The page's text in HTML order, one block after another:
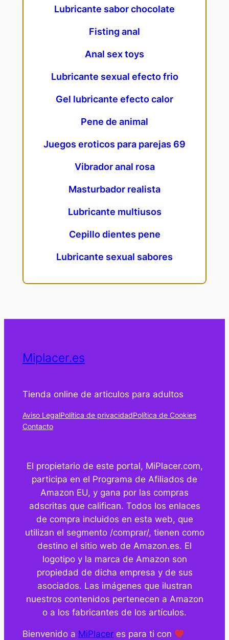
Lubricante sabor chocolate
Fisting anal
Anal sex toys
Lubricante sexual efecto frio
Gel lubricante efecto calor
Pene de animal
Juegos eroticos para parejas 69
Vibrador anal rosa
Masturbador realista
Lubricante multiusos
Cepillo dientes pene
Lubricante sexual sabores
Miplacer.es
Tienda online de articulos para adultos
Aviso LegalPolítica de privacidadPolítica de Cookies
Contacto
El propietario de este portal, MiPlacer.com,
participa en el Programa de Afiliados de
Amazon EU, y gana por las compras
adscritas que califican. Todos los enlaces
de compra incluidos en esta web, que
utilizan el segmento /comprar/, tienen como
destino el sitio web de Amazon.es. El
logotipo y la marca de Amazon son
propiedad de dicha empresa y de sus
asociados. Las imágenes que ilustran
nuestros contenidos pertenecen a Amazon
o a los fabricantes de los artículos.
Bienvenido a MiPlaceres para ti con